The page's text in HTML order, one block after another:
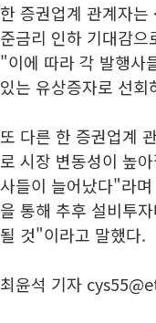
한 증권업계 관계자
준금리 인하 기대감
"이에 따라 각 발행사
있는 유상증자로 선
또 다른 한 증권업계
로 시장 변동성이 높
사들이 늘어났다"라
을 통해 추후 설비투
될 것"이라고 말했다.
최윤석 기자